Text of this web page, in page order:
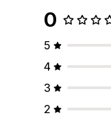
0
5
4
3
2